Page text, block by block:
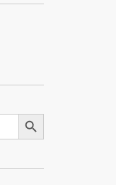
Botón de búsqueda